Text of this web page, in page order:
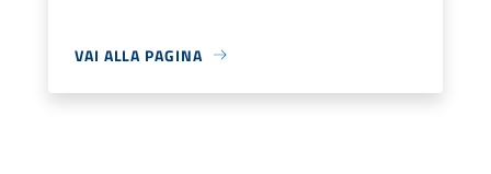
VAI ALLA PAGINA